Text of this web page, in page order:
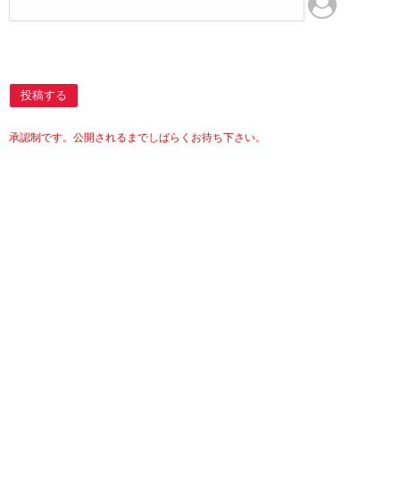
投稿する
承認制です。公開されるまでしばらくお待ち下さい。